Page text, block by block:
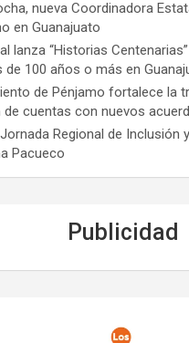
nueva Coordinadora
en Guanajuato
lanza “Historias
de 100 años o más en
de Pénjamo fortalece la
de cuentas con nuevos
Regional de Inclusión
Pacueco
Publicidad